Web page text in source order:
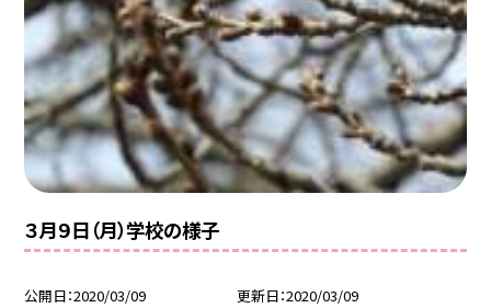
３月９日（月）学校の様子
公開日 2020/03/09 更新日 2020/03/09